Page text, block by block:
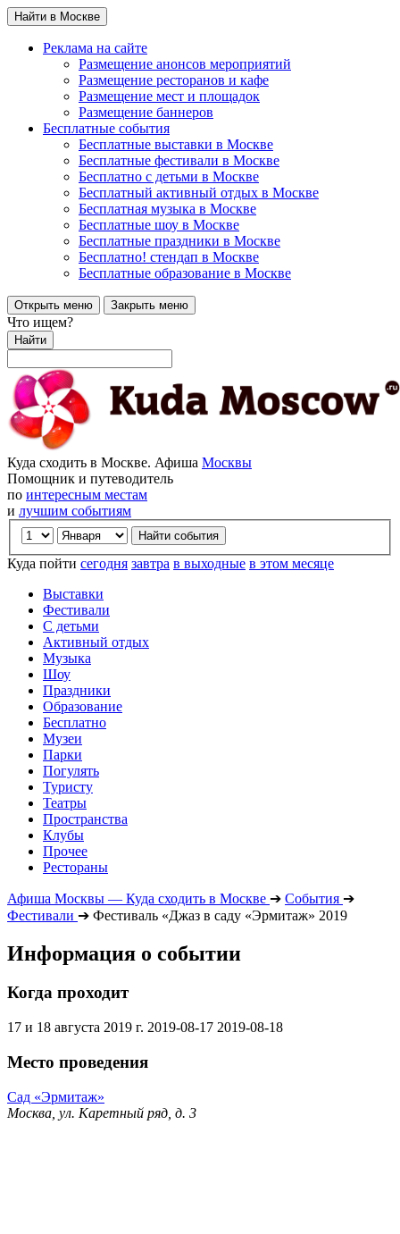
Найти в Москве
Реклама на сайте
Размещение анонсов мероприятий
Размещение ресторанов и кафе
Размещение мест и площадок
Размещение баннеров
Бесплатные события
Бесплатные выставки в Москве
Бесплатные фестивали в Москве
Бесплатно с детьми в Москве
Бесплатный активный отдых в Москве
Бесплатная музыка в Москве
Бесплатные шоу в Москве
Бесплатные праздники в Москве
Бесплатно! стендап в Москве
Бесплатные образование в Москве
Открыть меню Закрыть меню
Что ищем?
Найти
Куда сходить в Москве. Афиша Москвы
Помощник и путеводитель
по интересным местам
и лучшим событиям
Куда пойти сегодня завтра в выходные в этом месяце
Выставки
Фестивали
С детьми
Активный отдых
Музыка
Шоу
Праздники
Образование
Бесплатно
Музеи
Парки
Погулять
Туристу
Театры
Пространства
Клубы
Прочее
Рестораны
Афиша Москвы — Куда сходить в Москве ➔ События ➔
Фестивали ➔ Фестиваль «Джаз в саду «Эрмитаж» 2019
Информация о событии
Когда проходит
17 и 18 августа 2019 г. 2019-08-17 2019-08-18
Место проведения
Сад «Эрмитаж»
Москва, ул. Каретный ряд, д. 3